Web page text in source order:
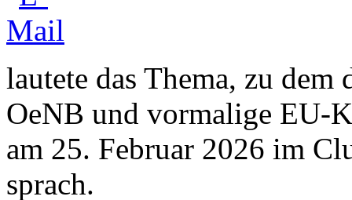
lautete das Thema, zu dem
OeNB und vormalige EU-
am 25. Februar 2026 im
sprach.